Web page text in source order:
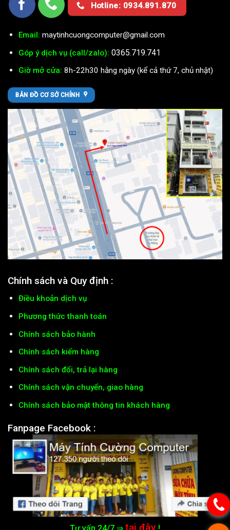
Hotline: 0934.891.870
Email: maytinhcuongcomputer@gmail.com
Góp ý dịch vụ (call/zalo): 0365.719.741
Giờ mở cửa: 8h-22h30 hằng ngày (kể cả thứ 7, chủ nhật)
BẢN ĐỒ CƠ SỞ CHÍNH
Chính sách và Quy định :
Điều khoản dịch vụ
Phương thức thanh toán
Chính sách bảo hành
Chính sách kiểm hàng
Chính sách đổi, trả lại hàng
Chính sách vận chuyển, giao hàng
Chính sách bảo mật thông tin khách hàng
Fanpage Facebook :